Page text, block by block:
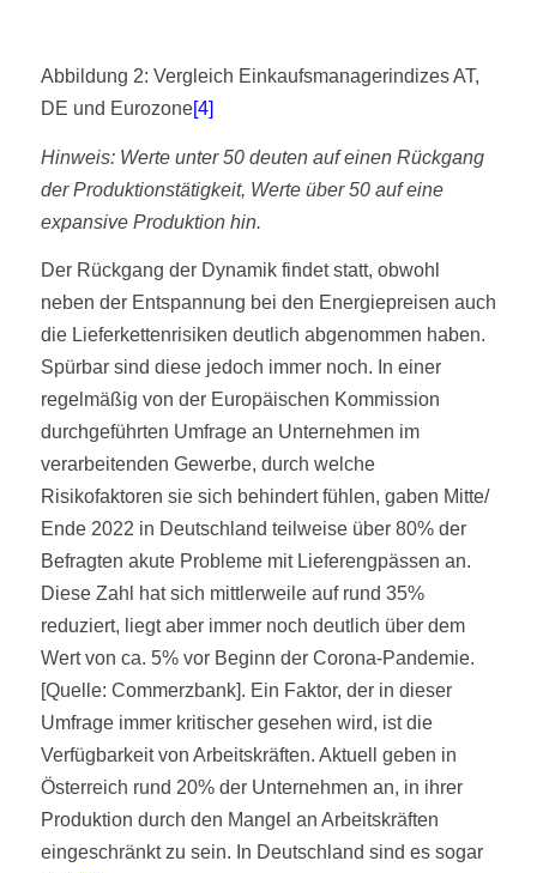
Abbildung 2: Vergleich Einkaufsmanagerindizes AT,
DE und Eurozone[4]
Hinweis: Werte unter 50 deuten auf einen Rückgang
der Produktionstätigkeit, Werte über 50 auf eine
expansive Produktion hin.
Der Rückgang der Dynamik findet statt, obwohl
neben der Entspannung bei den Energiepreisen auch
die Lieferkettenrisiken deutlich abgenommen haben.
Spürbar sind diese jedoch immer noch. In einer
regelmäßig von der Europäischen Kommission
durchgeführten Umfrage an Unternehmen im
verarbeitenden Gewerbe, durch welche
Risikofaktoren sie sich behindert fühlen, gaben Mitte/
Ende 2022 in Deutschland teilweise über 80% der
Befragten akute Probleme mit Lieferengpässen an.
Diese Zahl hat sich mittlerweile auf rund 35%
reduziert, liegt aber immer noch deutlich über dem
Wert von ca. 5% vor Beginn der Corona-Pandemie.
[Quelle: Commerzbank]. Ein Faktor, der in dieser
Umfrage immer kritischer gesehen wird, ist die
Verfügbarkeit von Arbeitskräften. Aktuell geben in
Österreich rund 20% der Unternehmen an, in ihrer
Produktion durch den Mangel an Arbeitskräften
eingeschränkt zu sein. In Deutschland sind es sogar